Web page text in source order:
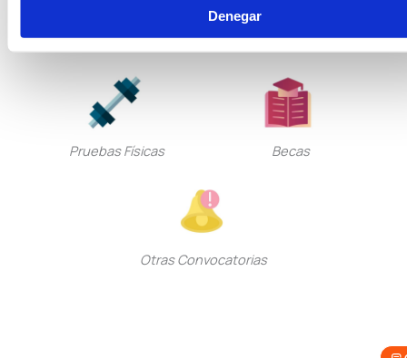
Denegar
Seguridad Privada Guarda Rural
Pruebas Físicas Becas
Otras Convocatorias